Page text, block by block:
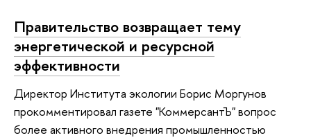
Правительство возвращает тему
энергетической и ресурсной
эффективности
Директор Института экологии Борис Моргунов
прокомментировал газете "КоммерсантЪ" вопрос
более активного внедрения промышленностью